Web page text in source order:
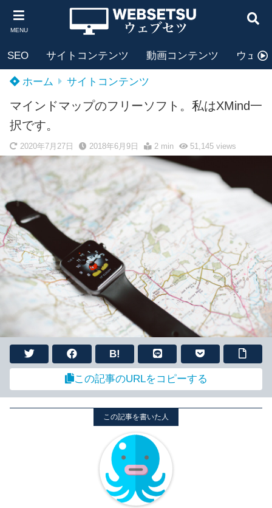
MENU
SEO サイトコンテンツ 動画コンテンツ ウェブ
ホーム サイトコンテンツ
マインドマップのフリーソフト。私はXMind一
択です。
2020年7月27日 2018年6月9日 2 min 51,145views
B!
この記事のURLをコピーする